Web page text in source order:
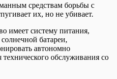
средствам борьбы с
их, но не убивает.
имеет систему питания,
батареи,
автономно
обслуживания со